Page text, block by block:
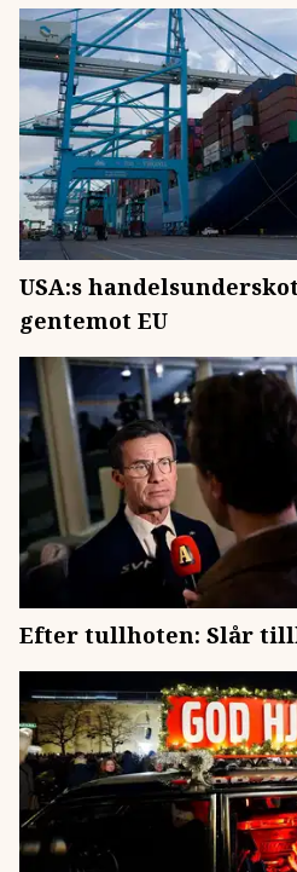
USA:s
gentemot EU
Efter tullhoten: Slår